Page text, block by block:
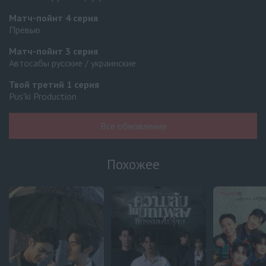
Матч-пойнт 4 серия
Превью
Матч-пойнт 3 серия
Автосабы русские / украинские
Твой третий 1 серия
Pus'ki Production
Не проси Пи Джейна
Украинские субтитры
5 серия
Украинские субтитры
08 августа
Все обновления
Похожее